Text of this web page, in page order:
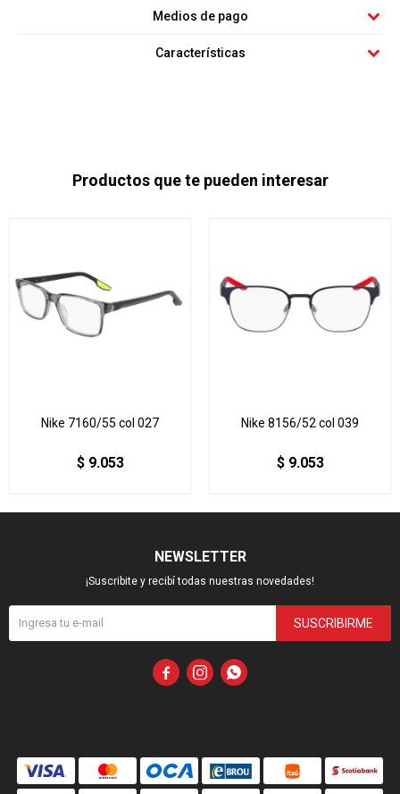
Medios de pago
Características
Productos que te pueden interesar
Nike 7160/55 col 027
$ 9.053
Nike 8156/52 col 039
$ 9.053
NEWSLETTER
¡Suscribite y recibí todas nuestras novedades!
SUSCRIBIRME
  